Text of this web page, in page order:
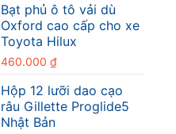
Bạt phủ ô tô vải dù
Oxford cao cấp cho xe
Toyota Hilux
460.000 ₫
Hộp 12 lưỡi dao cạo
râu Gillette Proglide5
Nhật Bản